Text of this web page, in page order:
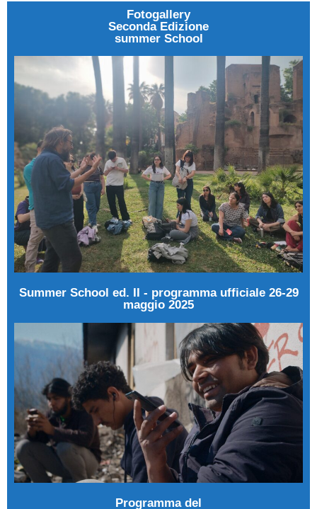
Fotogallery
Seconda Edizione
summer School
Summer School ed. II - programma ufficiale 26-29
maggio 2025
Programma del